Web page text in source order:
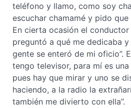
teléfono y llamo, como soy
escuchar chamamé y pido que
En cierta ocasión el
preguntó a qué me dedicaba
gente se enteró de mi oficio”.
tengo televisor, para mí es
pues hay que mirar y uno se
haciendo, a la radio la
también me divierto con ella”.